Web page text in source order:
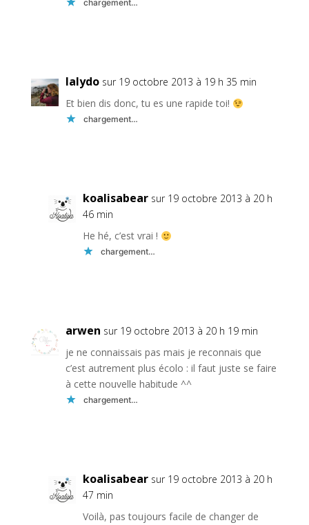
chargement…
lalydo sur 19 octobre 2013 à 19 h 35 min
Et bien dis donc, tu es une rapide toi!
chargement…
koalisabear sur 19 octobre 2013 à 20 h
46 min
He hé, c’est vrai !
chargement…
arwen sur 19 octobre 2013 à 20 h 19 min
je ne connaissais pas mais je reconnais que
c’est autrement plus écolo : il faut juste se faire
à cette nouvelle habitude ^^
chargement…
koalisabear sur 19 octobre 2013 à 20 h
47 min
Voilà, pas toujours facile de changer de